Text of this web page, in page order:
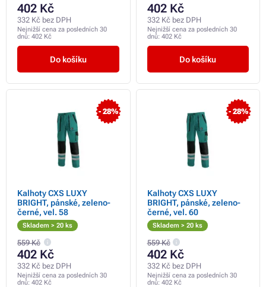
402 Kč
332 Kč bez DPH
Nejnižší cena za posledních 30
dnů: 402 Kč
Do košíku
402 Kč
332 Kč bez DPH
Nejnižší cena za posledních 30
dnů: 402 Kč
Do košíku
- 28%
Kalhoty CXS LUXY
BRIGHT, pánské, zeleno-
černé, vel. 58
Skladem > 20 ks
559 Kč
402 Kč
332 Kč bez DPH
Nejnižší cena za posledních 30
dnů: 402 Kč
- 28%
Kalhoty CXS LUXY
BRIGHT, pánské, zeleno-
černé, vel. 60
Skladem > 20 ks
559 Kč
402 Kč
332 Kč bez DPH
Nejnižší cena za posledních 30
dnů: 402 Kč